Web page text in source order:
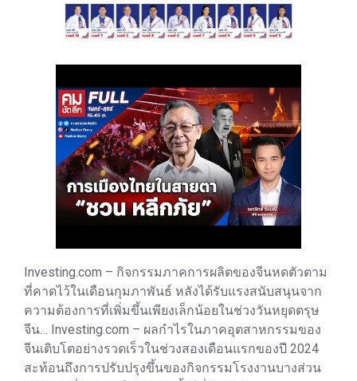
Investing.com – กิจกรรมภาคการผลิตของจีนหดตัวตาม
ที่คาดไว้ในเดือนกุมภาพันธ์ หลังได้รับแรงสนับสนุนจาก
ความต้องการที่เพิ่มขึ้นเพียงเล็กน้อยในช่วงวันหยุดตรุษ
จีน… Investing.com – ผลกำไรในภาคอุตสาหกรรมของ
จีนเติบโตอย่างรวดเร็วในช่วงสองเดือนแรกของปี 2024
สะท้อนถึงการปรับปรุงขึ้นของกิจกรรมโรงงานบางส่วน